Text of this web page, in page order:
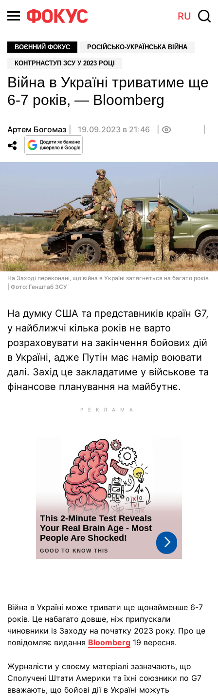
RU
ВОЄННИЙ ФОКУС РОСІЙСЬКО-УКРАЇНСЬКА ВІЙНА
КОНТРНАСТУП ЗСУ У 2023 РОЦІ
Війна в Україні триватиме ще
6-7 років, — Bloomberg
Артем Богомаз 19.09.2023 в 21:46
На Заході переконані, що війна в Україні затягнеться на багато років
| Фото: Генштаб ЗСУ
На думку США та представників країн G7,
у найближчі кілька років не варто
розраховувати на закінчення бойових дій
в Україні, адже Путін має намір воювати
далі. Захід це закладатиме у військове та
фінансове планування на майбутнє.
Війна в Україні може тривати ще щонайменше 6-7
років. Це набагато довше, ніж припускали
чиновники із Заходу на початку 2023 року. Про це
повідомляє видання Bloomberg 19 вересня.
Журналісти у своєму матеріалі зазначають, що
Сполучені Штати Америки та їхні союзники по G7
вважають, що бойові дії в Україні можуть